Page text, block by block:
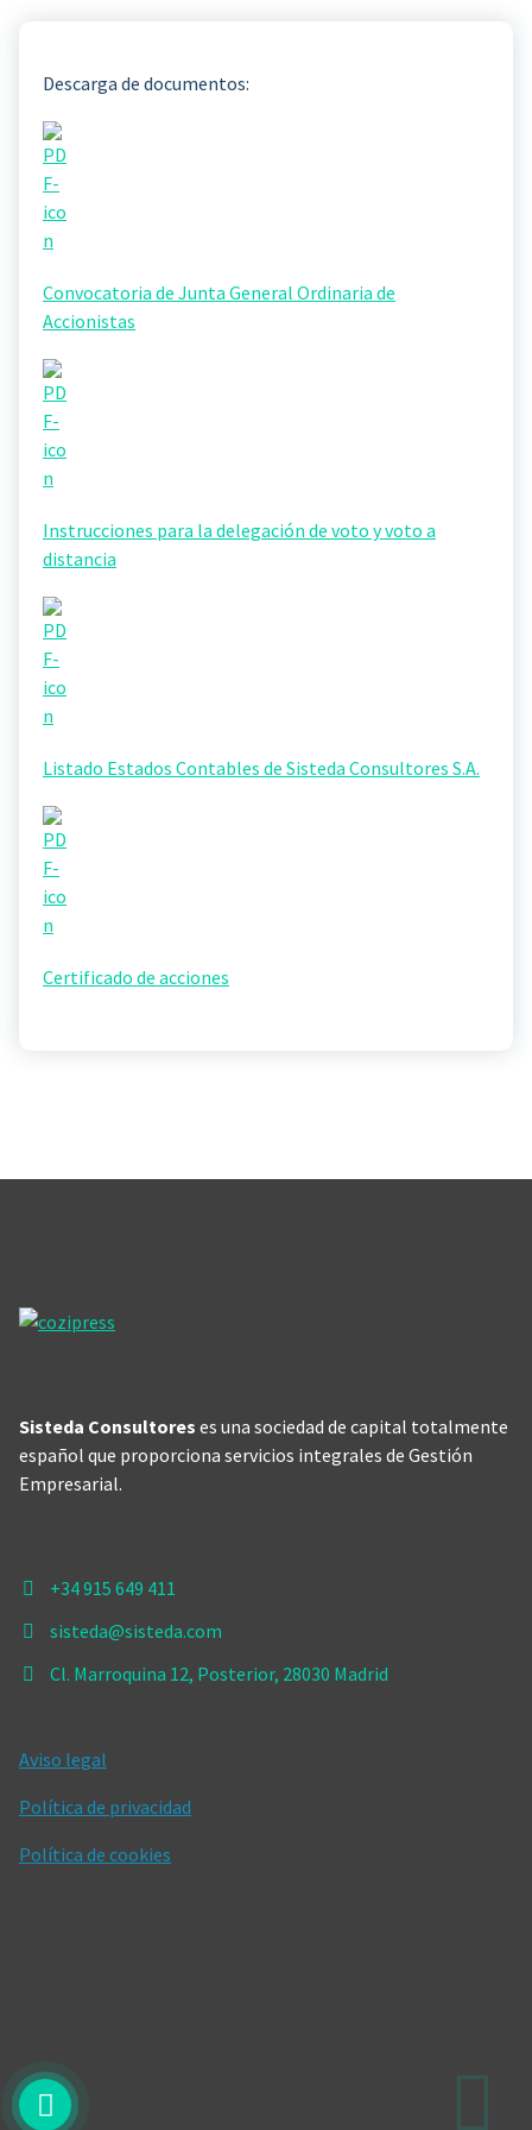
Descarga de documentos:
Convocatoria de Junta General Ordinaria de
Accionistas
Instrucciones para la delegación de voto y voto a
distancia
Listado Estados Contables de Sisteda Consultores S.A.
Certificado de acciones
Sisteda Consultores es una sociedad de capital totalmente
español que proporciona servicios integrales de Gestión
Empresarial.
+34 915 649 411
sisteda@sisteda.com
Cl. Marroquina 12, Posterior, 28030 Madrid
Aviso legal
Política de privacidad
Política de cookies